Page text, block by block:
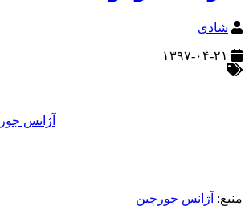
شادی
آژانس
منبع: آژانس جورچین